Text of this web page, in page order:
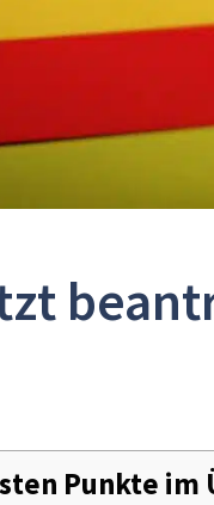
Punkte im